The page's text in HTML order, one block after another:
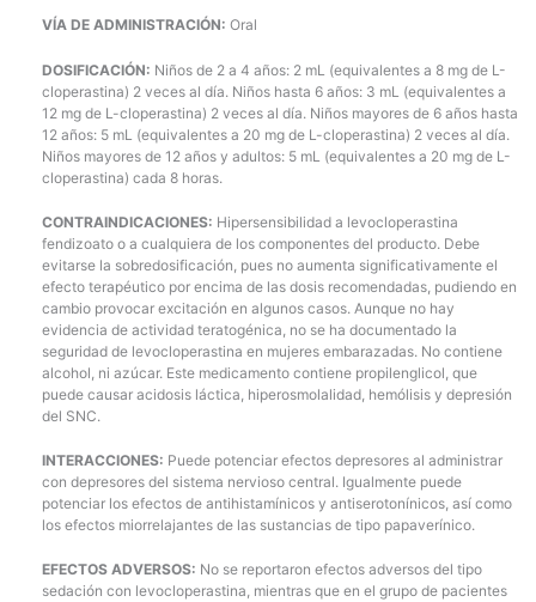
VÍA DE ADMINISTRACIÓN: Oral
DOSIFICACIÓN: Niños de 2 a 4 años: 2 mL (equivalentes a 8 mg de L-
cloperastina) 2 veces al día. Niños hasta 6 años: 3 mL (equivalentes a
12 mg de L-cloperastina) 2 veces al día. Niños mayores de 6 años hasta
12 años: 5 mL (equivalentes a 20 mg de L-cloperastina) 2 veces al día.
Niños mayores de 12 años y adultos: 5 mL (equivalentes a 20 mg de L-
cloperastina) cada 8 horas.
CONTRAINDICACIONES: Hipersensibilidad a levocloperastina
fendizoato o a cualquiera de los componentes del producto. Debe
evitarse la sobredosificación, pues no aumenta significativamente el
efecto terapéutico por encima de las dosis recomendadas, pudiendo en
cambio provocar excitación en algunos casos. Aunque no hay
evidencia de actividad teratogénica, no se ha documentado la
seguridad de levocloperastina en mujeres embarazadas. No contiene
alcohol, ni azúcar. Este medicamento contiene propilenglicol, que
puede causar acidosis láctica, hiperosmolalidad, hemólisis y depresión
del SNC.
INTERACCIONES: Puede potenciar efectos depresores al administrar
con depresores del sistema nervioso central. Igualmente puede
potenciar los efectos de antihistamínicos y antiserotonínicos, así como
los efectos miorrelajantes de las sustancias de tipo papaverínico.
EFECTOS ADVERSOS: No se reportaron efectos adversos del tipo
sedación con levocloperastina, mientras que en el grupo de pacientes